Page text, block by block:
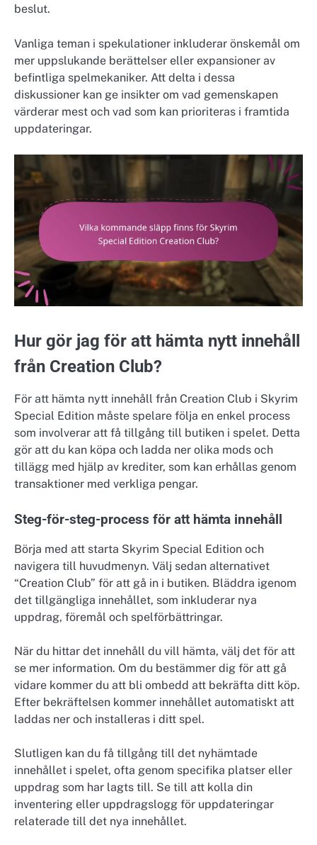
beslut.
Vanliga teman i spekulationer inkluderar önskemål om
mer uppslukande berättelser eller expansioner av
befintliga spelmekaniker. Att delta i dessa
diskussioner kan ge insikter om vad gemenskapen
värderar mest och vad som kan prioriteras i framtida
uppdateringar.
Hur gör jag för att hämta nytt innehåll
från Creation Club?
För att hämta nytt innehåll från Creation Club i Skyrim
Special Edition måste spelare följa en enkel process
som involverar att få tillgång till butiken i spelet. Detta
gör att du kan köpa och ladda ner olika mods och
tillägg med hjälp av krediter, som kan erhållas genom
transaktioner med verkliga pengar.
Steg-för-steg-process för att hämta innehåll
Börja med att starta Skyrim Special Edition och
navigera till huvudmenyn. Välj sedan alternativet
“Creation Club” för att gå in i butiken. Bläddra igenom
det tillgängliga innehållet, som inkluderar nya
uppdrag, föremål och spelförbättringar.
När du hittar det innehåll du vill hämta, välj det för att
se mer information. Om du bestämmer dig för att gå
vidare kommer du att bli ombedd att bekräfta ditt köp.
Efter bekräftelsen kommer innehållet automatiskt att
laddas ner och installeras i ditt spel.
Slutligen kan du få tillgång till det nyhämtade
innehållet i spelet, ofta genom specifika platser eller
uppdrag som har lagts till. Se till att kolla din
inventering eller uppdragslogg för uppdateringar
relaterade till det nya innehållet.